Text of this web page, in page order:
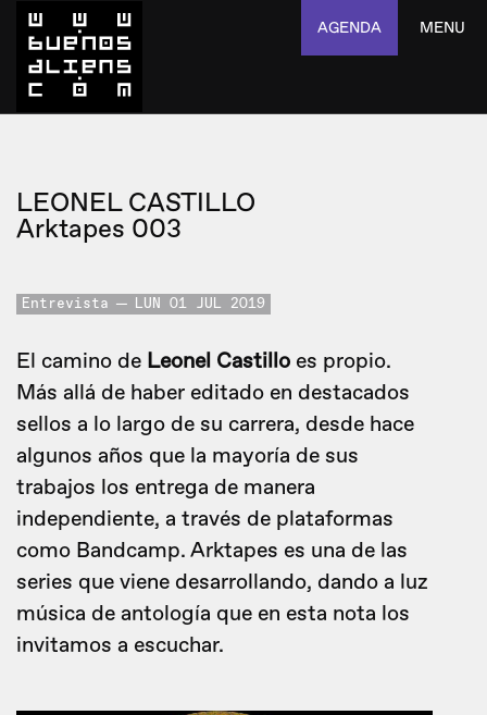
AGENDA MENU
LEONEL CASTILLO
Arktapes 003
Entrevista LUN 01 JUL 2019
El camino de Leonel Castillo es propio.
Más allá de haber editado en destacados
sellos a lo largo de su carrera, desde hace
algunos años que la mayoría de sus
trabajos los entrega de manera
independiente, a través de plataformas
como Bandcamp. Arktapes es una de las
series que viene desarrollando, dando a luz
música de antología que en esta nota los
invitamos a escuchar.